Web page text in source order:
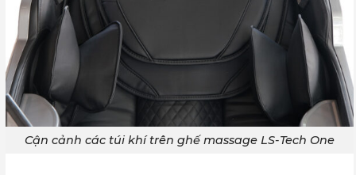
Cận cảnh các túi khí trên ghế massage LS-Tech One